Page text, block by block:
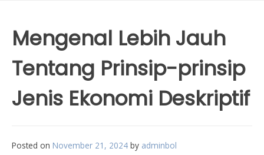
Mengenal Lebih Jauh
Tentang Prinsip-prinsip
Jenis Ekonomi Deskriptif
Posted on November 21, 2024 by adminbol